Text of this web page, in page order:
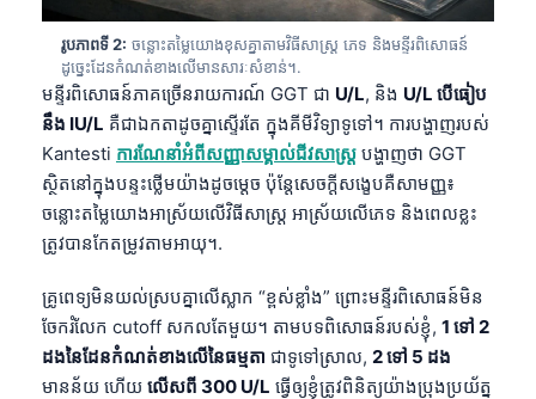
រូបភាពទី 2: ចន្លោះតម្លៃយោងខុសគ្នាតាមវិធីសាស្ត្រ ភេទ និងមន្ទីរពិសោធន៍
ដូច្នេះដែនកំណត់ខាងលើមានសារៈសំខាន់។.
មន្ទីរពិសោធន៍ភាគច្រើនរាយការណ៍ GGT ជា U/L, និង U/L បើធៀប
នឹង IU/L គឺជាឯកតាដូចគ្នាស្ទើរតែ ក្នុងគីមីវិទ្យាទូទៅ។ ការបង្ហាញរបស់
Kantesti ការណែនាំអំពីសញ្ញាសម្គាល់ជីវសាស្រ្ត បង្ហាញថា GGT
ស្ថិតនៅក្នុងបន្ទះថ្លើមយ៉ាងដូចម្តេច ប៉ុន្តែសេចក្តីសង្ខេបគឺសាមញ្ញ៖
ចន្លោះតម្លៃយោងអាស្រ័យលើវិធីសាស្ត្រ អាស្រ័យលើភេទ និងពេលខ្លះ
ត្រូវបានកែតម្រូវតាមអាយុ។.
គ្រូពេទ្យមិនយល់ស្របគ្នាលើស្លាក “ខ្ពស់ខ្លាំង” ព្រោះមន្ទីរពិសោធន៍មិន
ចែករំលែក cutoff សកលតែមួយ។ តាមបទពិសោធន៍របស់ខ្ញុំ, 1 ទៅ 2
ដងនៃដែនកំណត់ខាងលើនៃធម្មតា ជាទូទៅស្រាល, 2 ទៅ 5 ដង
មានន័យ ហើយ លើសពី 300 U/L ធ្វើឲ្យខ្ញុំត្រូវពិនិត្យយ៉ាងប្រុងប្រយ័ត្ន